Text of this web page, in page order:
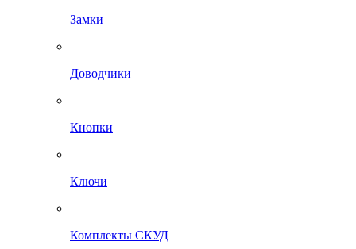
Замки
Доводчики
Кнопки
Ключи
Комплекты СКУД